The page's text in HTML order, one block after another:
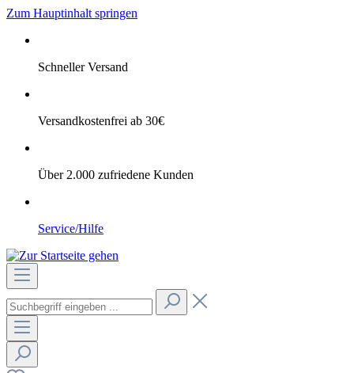
Zum Hauptinhalt springen
Schneller Versand
Versandkostenfrei ab 30€
Über 2.000 zufriedene Kunden
Service/Hilfe